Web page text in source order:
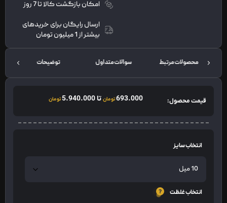
امکان بازگشت کالا تا 7 روز
ارسال رایگان برای خریدهای
بیشتر از 1 میلیون تومان
محصولات مرتبط سوالات متداول توضیحات
قیمت محصول: 693.000تومانتا5.940.000تومان
انتخاب سایز
انتخاب غلظت